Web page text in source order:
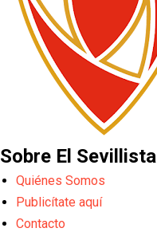
Sobre El Sevillista
Quiénes Somos
Publicítate aquí
Contacto